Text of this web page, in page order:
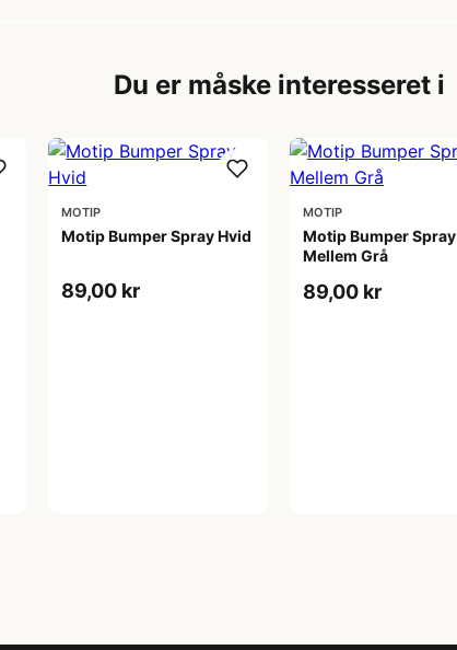
Du er måske interesseret i
MOTIP
Motip Bumper Spray Hvid
89,00 kr
MOTIP
Motip Bumper Spray
Mellem Grå
89,00 kr